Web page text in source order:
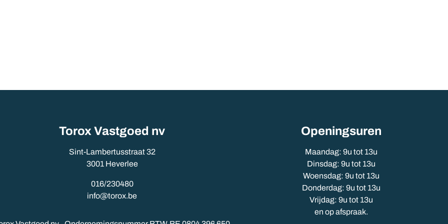
Torox Vastgoed nv
Sint-Lambertusstraat 32
3001 Heverlee
016/230480
info@torox.be
Openingsuren
Maandag: 9u tot 13u
Dinsdag: 9u tot 13u
Woensdag: 9u tot 13u
Donderdag: 9u tot 13u
Vrijdag: 9u tot 13u
en op afspraak.